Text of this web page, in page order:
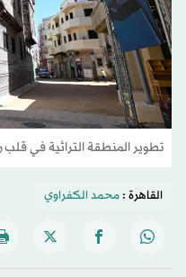
تطوير المنطقة التراثية في
القاهرة :محمد الكفراوي